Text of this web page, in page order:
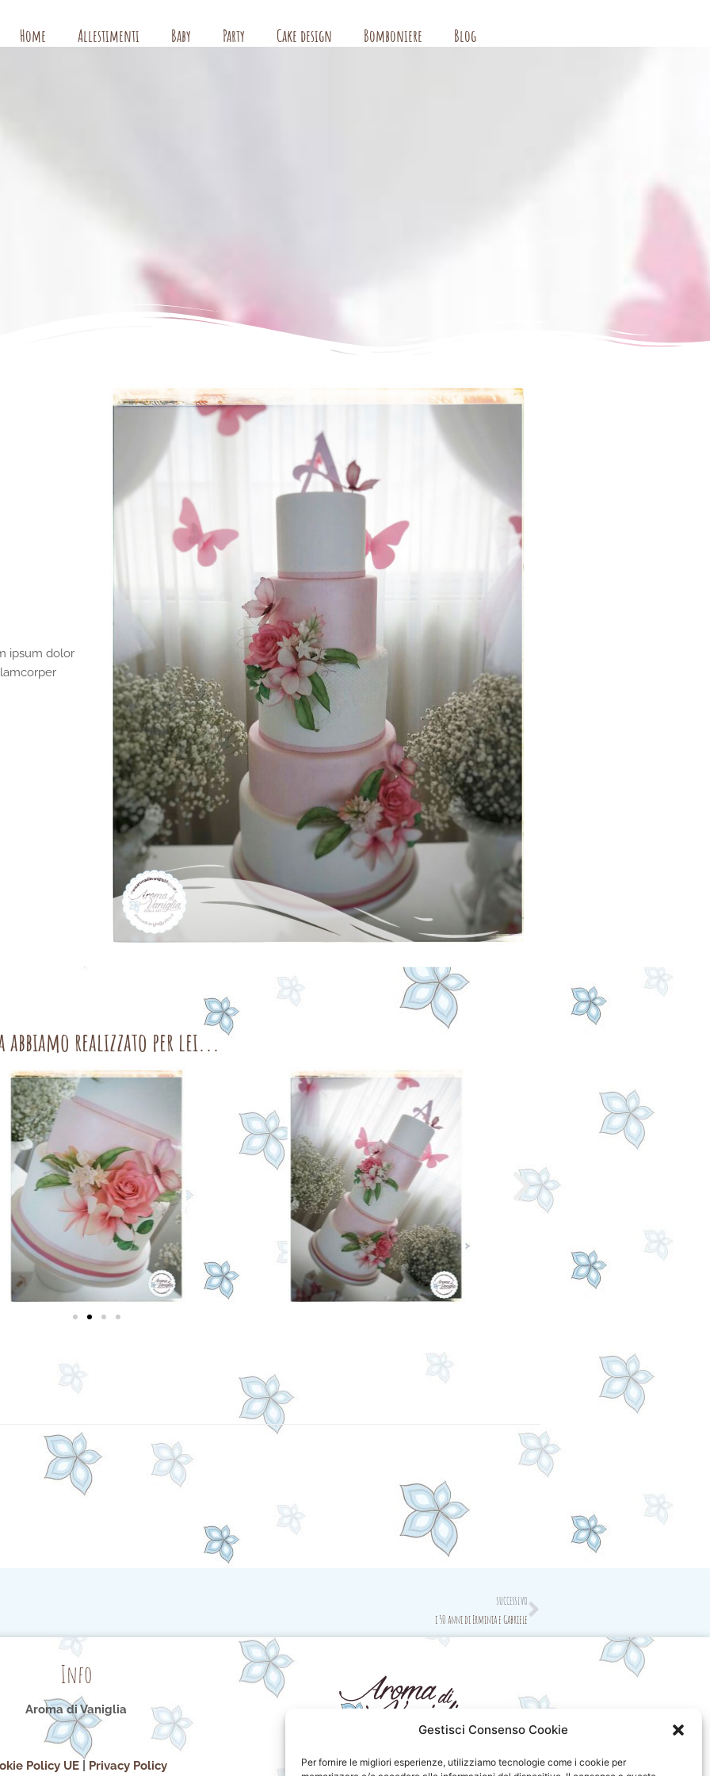
Gestisci Consenso Cookie
Per fornire le migliori esperienze, utilizziamo tecnologie come i cookie per
Home Allestimenti Baby Party Cake design Bomboniere Blog
ipsum dolor
abbiamo realizzato per lei...
SUCCESSIVO
i 50 anni di Erminia e Gabriele
Next
Info
Aroma di Vaniglia
Policy UE Privacy Policy